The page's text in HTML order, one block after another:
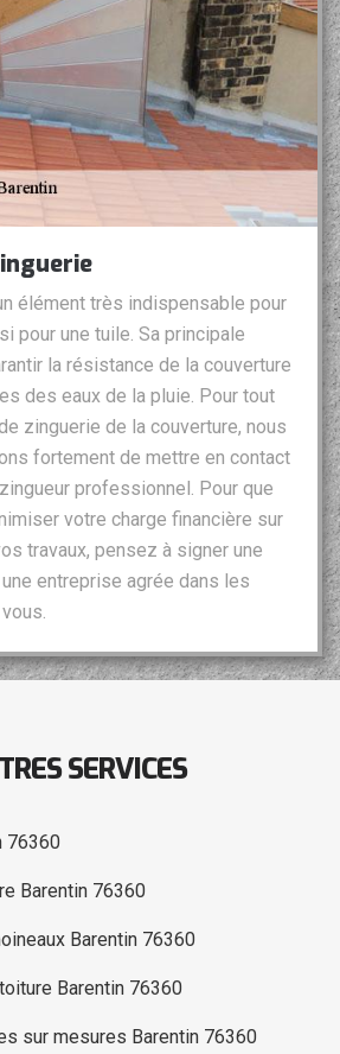
élément très indispensable pour
pour une tuile. Sa principale
la résistance de la couverture
des eaux de la pluie. Pour tout
zinguerie de la couverture, nous
fortement de mettre en contact
professionnel. Pour que
votre charge financière sur
travaux, pensez à signer une
entreprise agrée dans les
SERVICES
76360
Barentin 76360
Barentin 76360
Barentin 76360
sur mesures Barentin 76360